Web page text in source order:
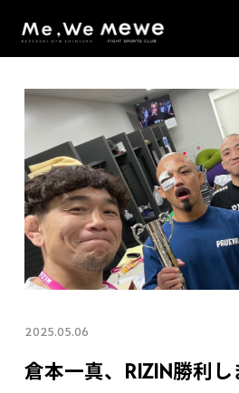
2025.05.06
倉本一真、RIZIN勝利し